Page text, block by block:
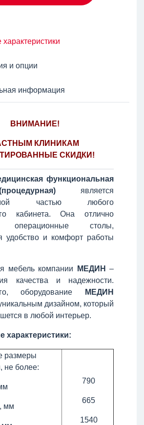
характеристики
и опции
информация
ВНИМАНИЕ!
КЛИНИКАМ
СКИДКИ!
функциональная
является
частью любого
кабинета. Она отлично
операционные столы,
удобство и комфорт работы
мебель компании МЕДИН –
качества и надежности.
оборудование
МЕДИН
дизайном, который
в любой интерьер.
характеристики:
размеры
не более:
мм
790
665
1540